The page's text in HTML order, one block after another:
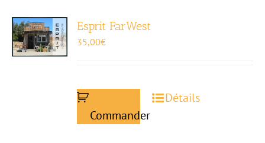
Esprit FarWest
35,00€
Commander
Détails